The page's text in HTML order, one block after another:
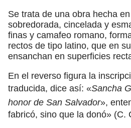
Se trata de una obra hecha
sobredorada, cincelada y
finas y camafeo romano,
rectos de tipo latino, que en
ensanchan en superficies
En el reverso figura la
traducida, dice así: «Sancha
honor de San Salvador»,
fabricó, sino que la donó» (C.